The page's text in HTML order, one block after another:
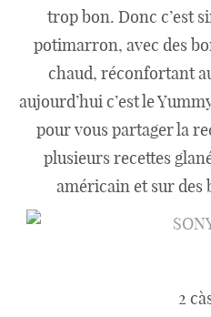
Boisson
Les
trop bon. Donc c’est
potimarron, avec des
chaud, réconfortant
aujourd’hui c’est le
pour vous partager la
plusieurs recettes
américain et sur des
2